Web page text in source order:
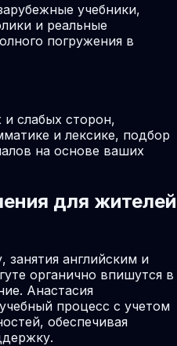
учебники,
и реальные
погружения в
слабых сторон,
и лексике, подбор
на основе ваших
для жителей
занятия английским и
органично впишутся в
Анастасия
процесс с учетом
обеспечивая